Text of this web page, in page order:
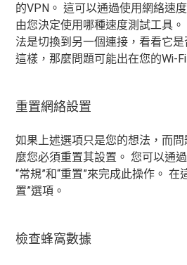
的VPN。 這可以通過使用網絡速
由您決定使用哪種速度測試工具
法是切換到另一個連接，看看它
這樣，那麼問題可能出在您的Wi-
重置網絡設置
如果上述選項只是您的想法，而
麼您必須重置其設置。 您可以通過
“常規”和“重置”來完成此操作。 在
置”選項。
檢查蜂窩數據